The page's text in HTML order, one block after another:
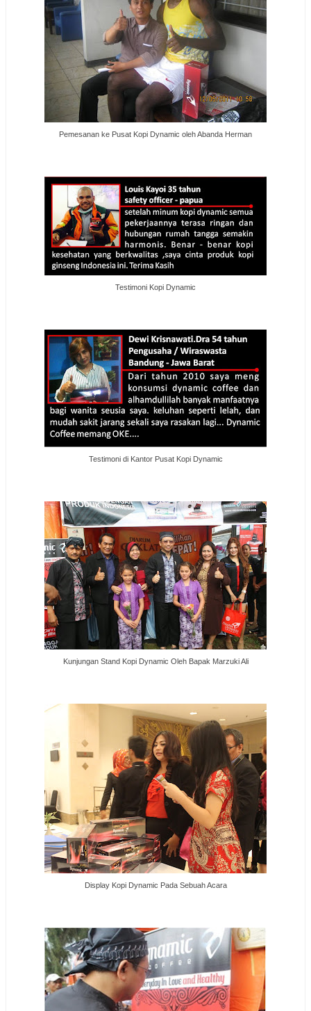
Pemesanan ke Pusat Kopi Dynamic oleh Abanda Herman
Testimoni Kopi Dynamic
Testimoni di Kantor Pusat Kopi Dynamic
Kunjungan Stand Kopi Dynamic Oleh Bapak Marzuki Ali
Display Kopi Dynamic Pada Sebuah Acara